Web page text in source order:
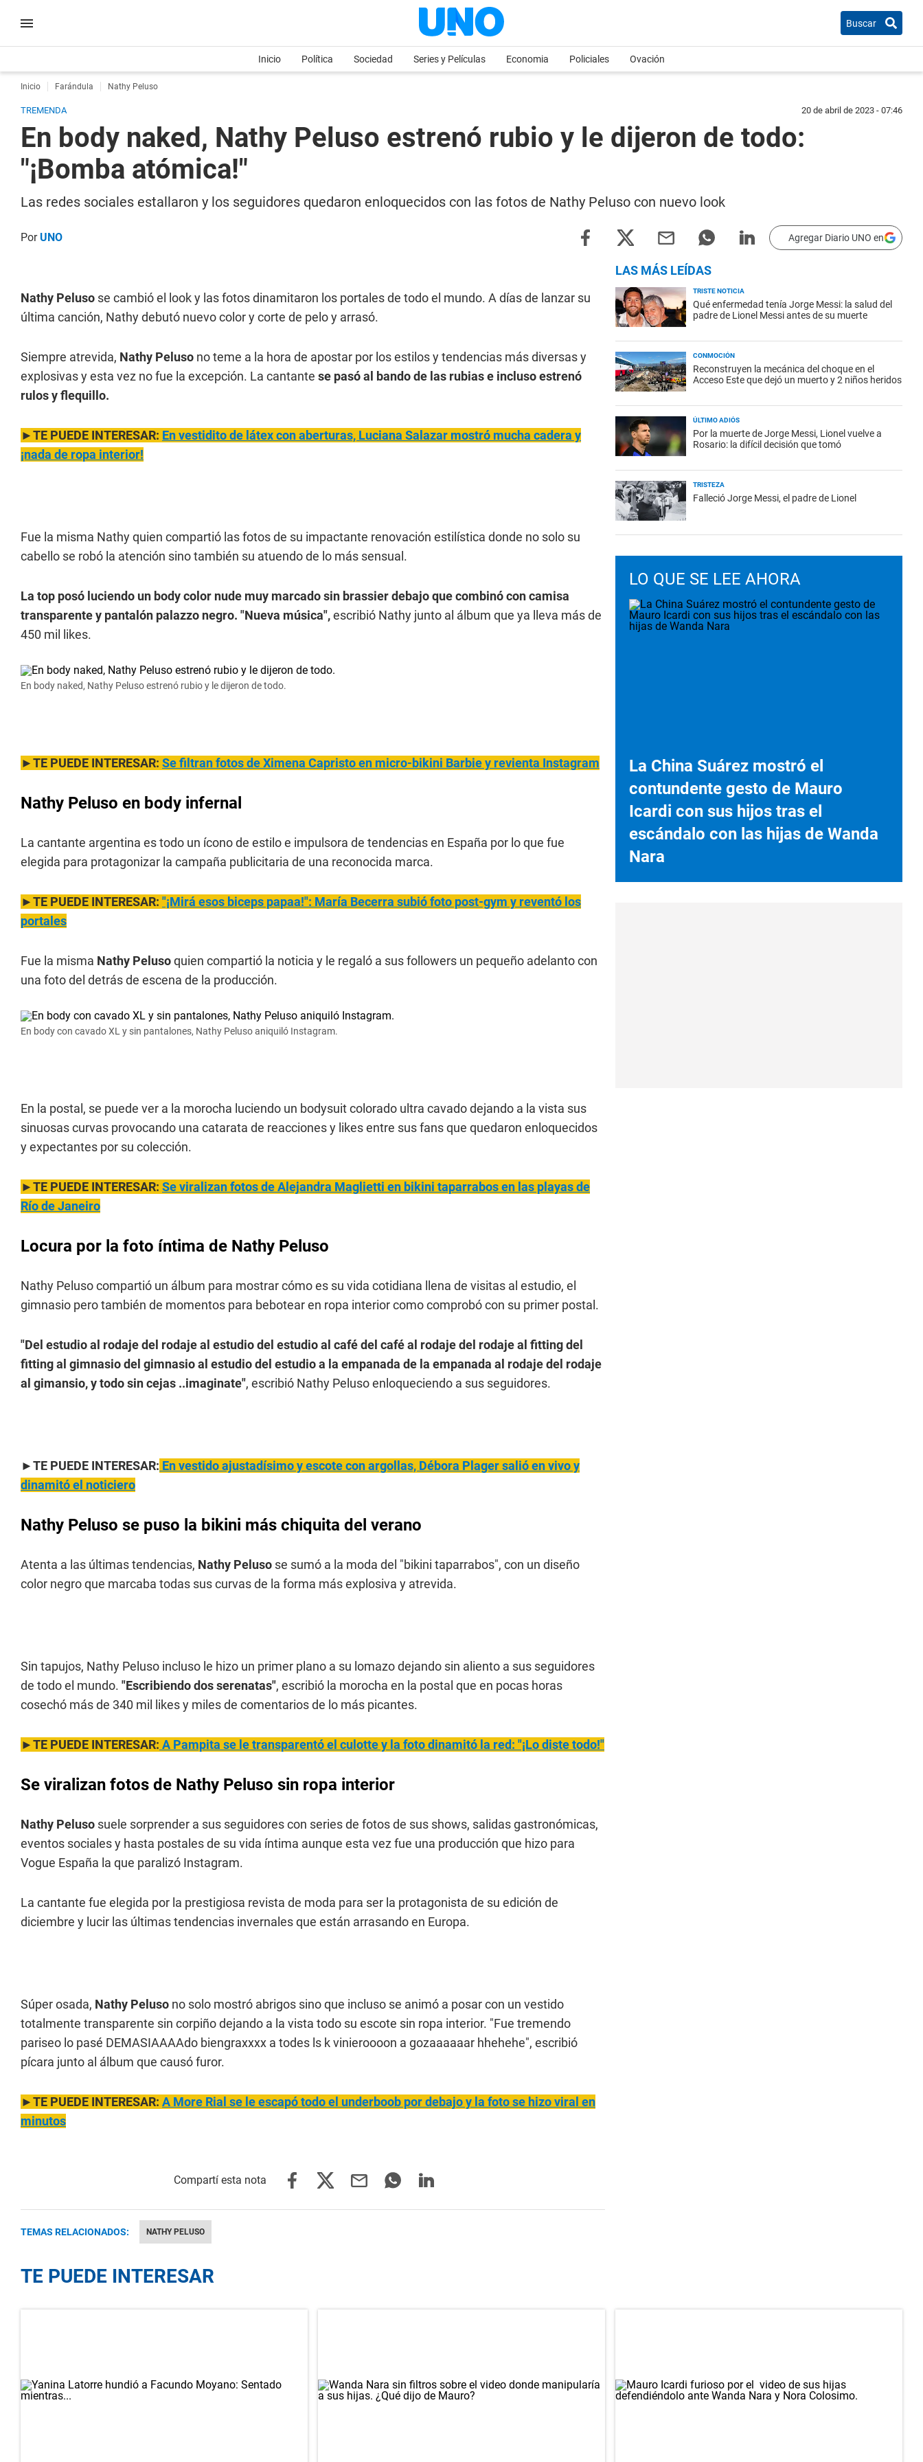
Buscar
Inicio Política Sociedad Series y Películas Economia Policiales Ovación
Inicio Farándula Nathy Peluso
TREMENDA 20 de abril de 2023 - 07:46
En body naked, Nathy Peluso estrenó rubio y le dijeron de todo:
"¡Bomba atómica!"
Las redes sociales estallaron y los seguidores quedaron enloquecidos con las fotos de Nathy Peluso con nuevo look
PorUNO Agregar Diario UNO en
Nathy Peluso se cambió el look y las fotos dinamitaron los portales de todo el mundo. A días de lanzar su
última canción, Nathy debutó nuevo color y corte de pelo y arrasó.
Siempre atrevida, Nathy Peluso no teme a la hora de apostar por los estilos y tendencias más diversas y
explosivas y esta vez no fue la excepción. La cantante se pasó al bando de las rubias e incluso estrenó
rulos y flequillo.
►TE PUEDE INTERESAR: En vestidito de látex con aberturas, Luciana Salazar mostró mucha cadera y
¡nada de ropa interior!
Fue la misma Nathy quien compartió las fotos de su impactante renovación estilística donde no solo su
cabello se robó la atención sino también su atuendo de lo más sensual.
La top posó luciendo un body color nude muy marcado sin brassier debajo que combinó con camisa
transparente y pantalón palazzo negro. "Nueva música",escribió Nathy junto al álbum que ya lleva más de
450 mil likes.
En body naked, Nathy Peluso estrenó rubio y le dijeron de todo.
►TE PUEDE INTERESAR: Se filtran fotos de Ximena Capristo en micro-bikini Barbie y revienta Instagram
Nathy Peluso en body infernal
La cantante argentina es todo un ícono de estilo e impulsora de tendencias en España por lo que fue
elegida para protagonizar la campaña publicitaria de una reconocida marca.
►TE PUEDE INTERESAR: "¡Mirá esos biceps papaa!": María Becerra subió foto post-gym y reventó los
portales
Fue la misma Nathy Pelusoquien compartió la noticia y le regaló a sus followers un pequeño adelanto con
una foto del detrás de escena de la producción.
En body con cavado XL y sin pantalones, Nathy Peluso aniquiló Instagram.
En la postal, se puede ver a la morocha luciendo un bodysuit colorado ultra cavado dejando a la vista sus
sinuosas curvas provocando una catarata de reacciones y likes entre sus fans que quedaron enloquecidos
y expectantes por su colección.
►TE PUEDE INTERESAR: Se viralizan fotos de Alejandra Maglietti en bikini taparrabos en las playas de
Río de Janeiro
Locura por la foto íntima de Nathy Peluso
Nathy Peluso compartió un álbum para mostrar cómo es su vida cotidiana llena de visitas al estudio, el
gimnasio pero también de momentos para bebotear en ropa interior como comprobó con su primer postal.
"Del estudio al rodaje del rodaje al estudio del estudio al café del café al rodaje del rodaje al fitting del
fitting al gimnasio del gimnasio al estudio del estudio a la empanada de la empanada al rodaje del rodaje
al gimansio, y todo sin cejas ..imaginate", escribió Nathy Peluso enloqueciendo a sus seguidores.
►TE PUEDE INTERESAR: En vestido ajustadísimo y escote con argollas, Débora Plager salió en vivo y
dinamitó el noticiero
Nathy Peluso se puso la bikini más chiquita del verano
Atenta a las últimas tendencias, Nathy Peluso se sumó a la moda del "bikini taparrabos", con un diseño
color negro que marcaba todas sus curvas de la forma más explosiva y atrevida.
Sin tapujos, Nathy Peluso incluso le hizo un primer plano a su lomazo dejando sin aliento a sus seguidores
de todo el mundo. "Escribiendo dos serenatas", escribió la morocha en la postal que en pocas horas
cosechó más de 340 mil likes y miles de comentarios de lo más picantes.
►TE PUEDE INTERESAR: A Pampita se le transparentó el culotte y la foto dinamitó la red: "¡Lo diste todo!"
Se viralizan fotos de Nathy Peluso sin ropa interior
Nathy Peluso suele sorprender a sus seguidores con series de fotos de sus shows, salidas gastronómicas,
eventos sociales y hasta postales de su vida íntima aunque esta vez fue una producción que hizo para
Vogue España la que paralizó Instagram.
La cantante fue elegida por la prestigiosa revista de moda para ser la protagonista de su edición de
diciembre y lucir las últimas tendencias invernales que están arrasando en Europa.
Súper osada, Nathy Peluso no solo mostró abrigos sino que incluso se animó a posar con un vestido
totalmente transparente sin corpiño dejando a la vista todo su escote sin ropa interior. "Fue tremendo
pariseo lo pasé DEMASIAAAAdo biengraxxxx a todes ls k vinieroooon a gozaaaaaar hhehehe", escribió
pícara junto al álbum que causó furor.
►TE PUEDE INTERESAR: A More Rial se le escapó todo el underboob por debajo y la foto se hizo viral en
minutos
TEMAS RELACIONADOS: NATHY PELUSO
LAS MÁS LEÍDAS
TRISTE NOTICIA
Qué enfermedad tenía Jorge Messi: la salud del
padre de Lionel Messi antes de su muerte
CONMOCIÓN
Reconstruyen la mecánica del choque en el
Acceso Este que dejó un muerto y 2 niños heridos
ÚLTIMO ADIÓS
Por la muerte de Jorge Messi, Lionel vuelve a
Rosario: la difícil decisión que tomó
TRISTEZA
Falleció Jorge Messi, el padre de Lionel
LO QUE SE LEE AHORA
La China Suárez mostró el
contundente gesto de Mauro
Icardi con sus hijos tras el
escándalo con las hijas de Wanda
Nara
TE PUEDE INTERESAR